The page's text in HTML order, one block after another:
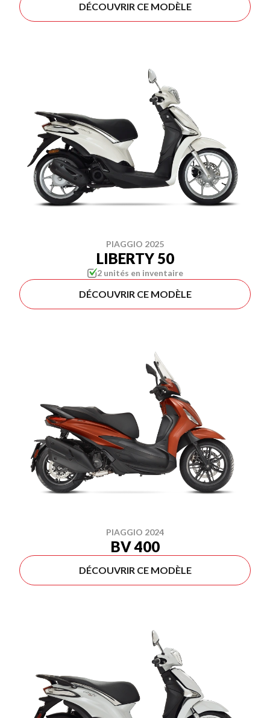
DÉCOUVRIR CE MODÈLE
PIAGGIO 2025
LIBERTY 50
2 unités en inventaire
DÉCOUVRIR CE MODÈLE
PIAGGIO 2024
BV 400
DÉCOUVRIR CE MODÈLE